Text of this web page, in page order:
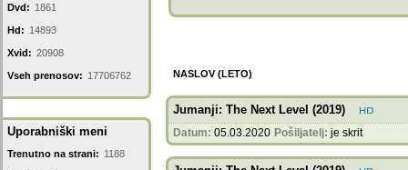
Dvd: 1861
Hd: 14893
Xvid: 20908
Vseh prenosov: 17706762
Uporabniški meni
Trenutno na strani: 1188
NASLOV (LETO)
Jumanji: The Next Level (2019)
Datum: 05.03.2020 Pošiljatelj: je skrit